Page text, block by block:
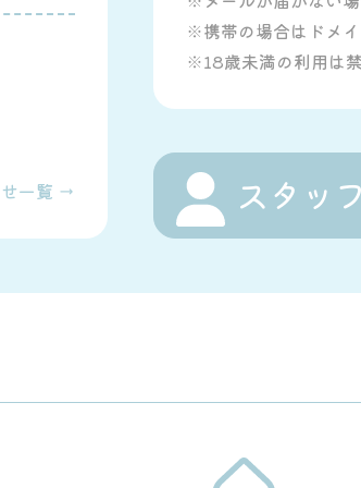
一覧 →
※携帯の場合はドメ
※18歳未満の利用は禁
スタッ